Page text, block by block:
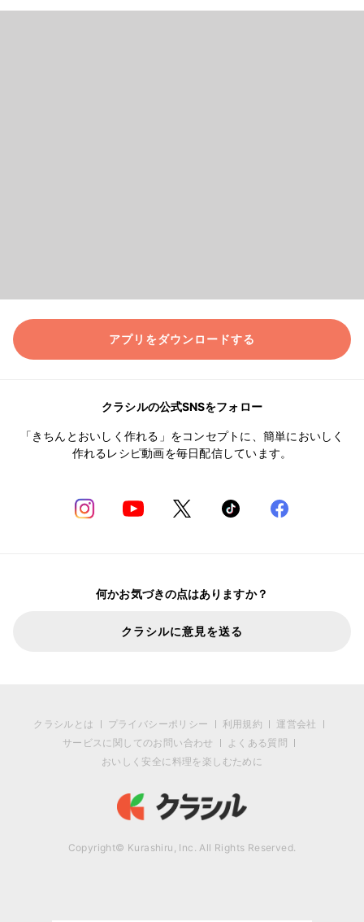
アプリをダウンロードする
クラシルの公式SNSをフォロー
「きちんとおいしく作れる」をコンセプトに、簡単においしく
作れるレシピ動画を毎日配信しています。
何かお気づきの点はありますか？
クラシルに意見を送る
クラシルとは プライバシーポリシー 利用規約
運営会社
サービスに関してのお問い合わせ
よくある質問
おいしく安全に料理を楽しむために
Copyright© Kurashiru, Inc. All Rights Reserved.